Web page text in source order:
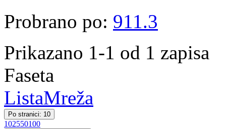
Probrano po: 911.3
Prikazano 1-1 od 1 zapisa
Faseta
ListaMreža
Po stranici: 10
102550100